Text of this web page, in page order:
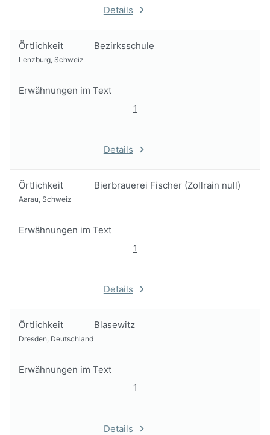
Details
Örtlichkeit Bezirksschule
Lenzburg, Schweiz
Erwähnungen im Text
1
Details
Örtlichkeit Bierbrauerei Fischer (Zollrain null)
Aarau, Schweiz
Erwähnungen im Text
1
Details
Örtlichkeit Blasewitz
Dresden, Deutschland
Erwähnungen im Text
1
Details